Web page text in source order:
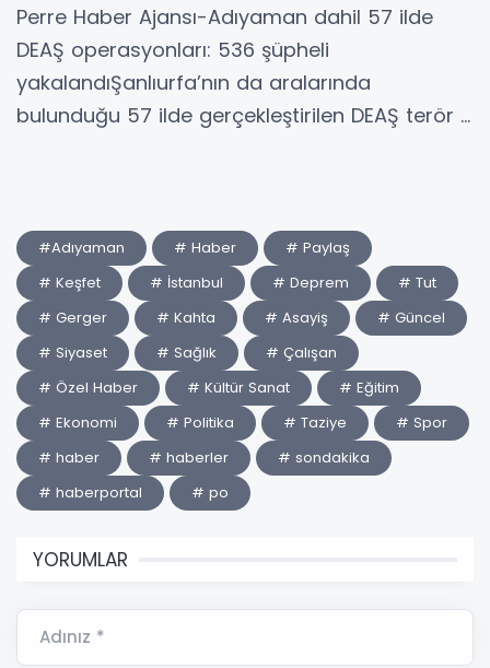
Perre Haber Ajansı-Adıyaman dahil 57 ilde
DEAŞ operasyonları: 536 şüpheli
yakalandıŞanlıurfa’nın da aralarında
bulunduğu 57 ilde gerçekleştirilen DEAŞ terör ...
#Adıyaman # Haber
# Paylaş
# Keşfet
# İstanbul # Deprem
# Tut
# Gerger
# Kahta # Asayiş
# Güncel
# Siyaset
# Sağlık
# Çalışan
# Özel Haber
# Kültür Sanat
# Eğitim
# Ekonomi
# Politika # Taziye
# Spor
# haber
# haberler
# sondakika
# haberportal
# po
YORUMLAR
Adınız *